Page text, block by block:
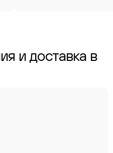
и доставка в